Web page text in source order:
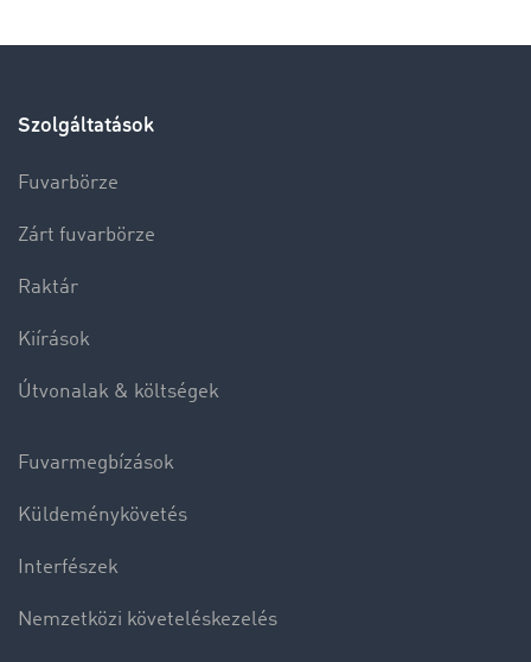
Szolgáltatások
Fuvarbörze
Zárt fuvarbörze
Raktár
Kiírások
Útvonalak & költségek
Fuvarmegbízások
Küldeménykövetés
Interfészek
Nemzetközi követeléskezelés